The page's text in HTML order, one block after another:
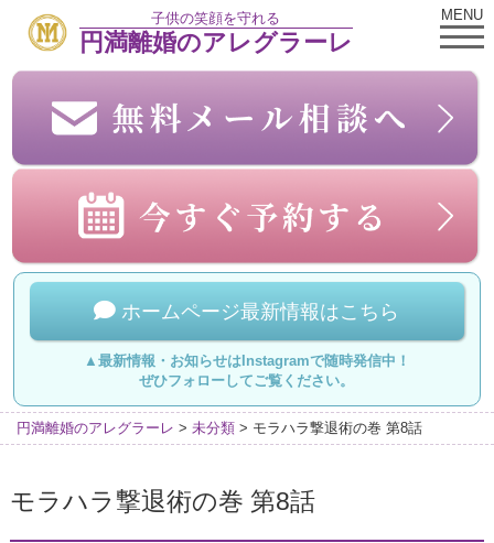
子供の笑顔を守れる
円満離婚のアレグラーレ
MENU
ホームページ最新情報はこちら
▲最新情報・お知らせはInstagramで随時発信中！
ぜひフォローしてご覧ください。
円満離婚のアレグラーレ > 未分類 > モラハラ撃退術の巻 第8話
モラハラ撃退術の巻 第8話